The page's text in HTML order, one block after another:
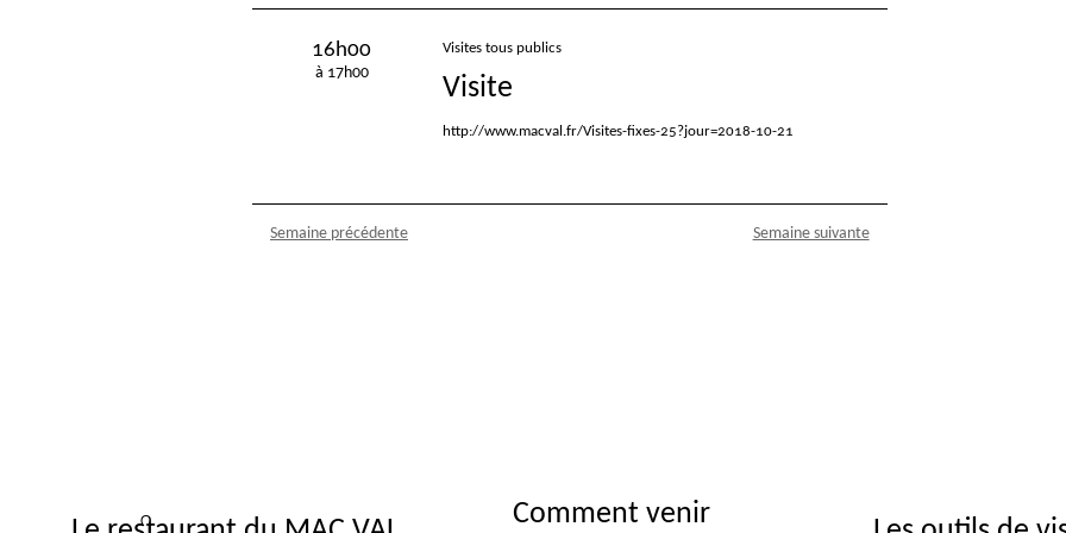
16h00
à 17h00
Visites tous publics
Visite
http://www.macval.fr/Visites-fixes-25?jour=2018-10-21
Semaine précédente Semaine suivante
Comment venir